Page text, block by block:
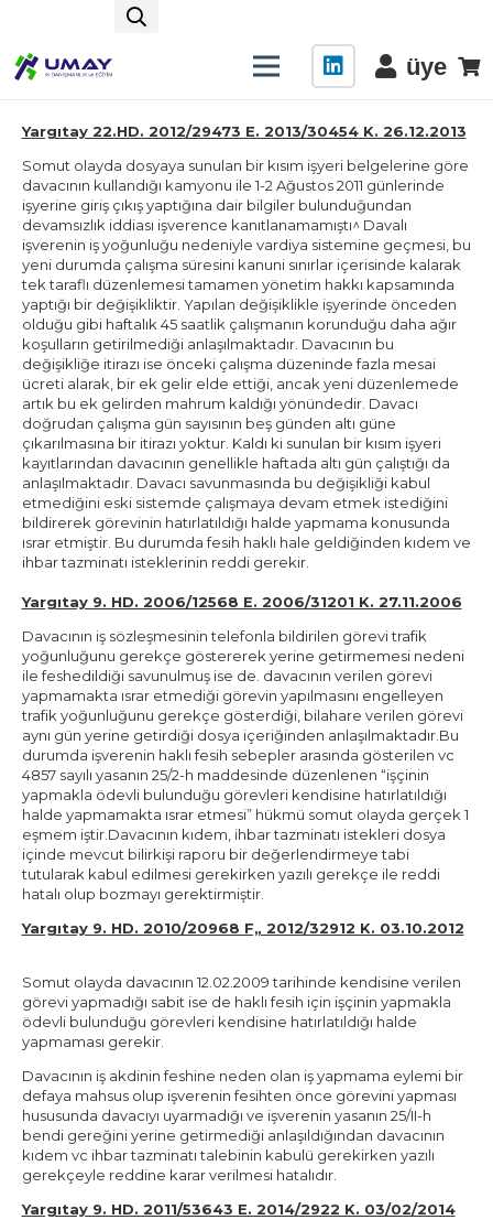
üye
Yargıtay 22.HD. 2012/29473 E. 2013/30454 K. 26.12.2013
Somut olayda dosyaya sunulan bir kısım işyeri belgelerine göre
davacının kullandığı kamyonu ile 1-2 Ağustos 2011 günlerinde
işyerine giriş çıkış yaptığına dair bilgiler bulunduğundan
devamsızlık iddiası işverence kanıtlanamamıştı^ Davalı
işverenin iş yoğunluğu nedeniyle vardiya sistemine geçmesi, bu
yeni durumda çalışma süresini kanuni sınırlar içerisinde kalarak
tek taraflı düzenlemesi tamamen yönetim hakkı kapsamında
yaptığı bir değişikliktir. Yapılan değişiklikle işyerinde önceden
olduğu gibi haftalık 45 saatlik çalışmanın korunduğu daha ağır
koşulların getirilmediği anlaşılmaktadır. Davacının bu
değişikliğe itirazı ise önceki çalışma düzeninde fazla mesai
ücreti alarak, bir ek gelir elde ettiği, ancak yeni düzenlemede
artık bu ek gelirden mahrum kaldığı yönündedir. Davacı
doğrudan çalışma gün sayısının beş günden altı güne
çıkarılmasına bir itirazı yoktur. Kaldı ki sunulan bir kısım işyeri
kayıtlarından davacının genellikle haftada altı gün çalıştığı da
anlaşılmaktadır. Davacı savunmasında bu değişikliği kabul
etmediğini eski sistemde çalışmaya devam etmek istediğini
bildirerek görevinin hatırlatıldığı halde yapmama konusunda
ısrar etmiştir. Bu durumda fesih haklı hale geldiğinden kıdem ve
ihbar tazminatı isteklerinin reddi gerekir.
Yargıtay 9. HD. 2006/12568 E. 2006/31201 K. 27.11.2006
Davacının iş sözleşmesinin telefonla bildirilen görevi trafik
yoğunluğunu gerekçe göstererek yerine getirmemesi nedeni
ile feshedildiği savunulmuş ise de. davacının verilen görevi
yapmamakta ısrar etmediği görevin yapılmasını engelleyen
trafik yoğunluğunu gerekçe gösterdiği, bilahare verilen görevi
aynı gün yerine getirdiği dosya içeriğinden anlaşılmaktadır.Bu
durumda işverenin haklı fesih sebepler arasında gösterilen vc
4857 sayılı yasanın 25/2-h maddesinde düzenlenen “işçinin
yapmakla ödevli bulunduğu görevleri kendisine hatırlatıldığı
halde yapmamakta ısrar etmesi” hükmü somut oIayda gerçek 1
eşmem iştir.Davacının kıdem, ihbar tazminatı istekleri dosya
içinde mevcut bilirkişi raporu bir değerlendirmeye tabi
tutularak kabul edilmesi gerekirken yazılı gerekçe ile reddi
hatalı olup bozmayı gerektirmiştir.
Yargıtay 9. HD. 2010/20968 F„ 2012/32912 K. 03.10.2012
Somut olayda davacının 12.02.2009 tarihinde kendisine verilen
görevi yapmadığı sabit ise de haklı fesih için işçinin yapmakla
ödevli bulunduğu görevleri kendisine hatırlatıldığı halde
yapmaması gerekir.
Davacının iş akdinin feshine neden olan iş yapmama eylemi bir
defaya mahsus olup işverenin fesihten önce görevini yapması
hususunda davacıyı uyarmadığı ve işverenin yasanın 25/II-h
bendi gereğini yerine getirmediği anlaşıldığından davacının
kıdem vc ihbar tazminatı talebinin kabulü gerekirken yazılı
gerekçeyle reddine karar verilmesi hatalıdır.
Yargıtay 9. HD. 2011/53643 E. 2014/2922 K. 03/02/2014